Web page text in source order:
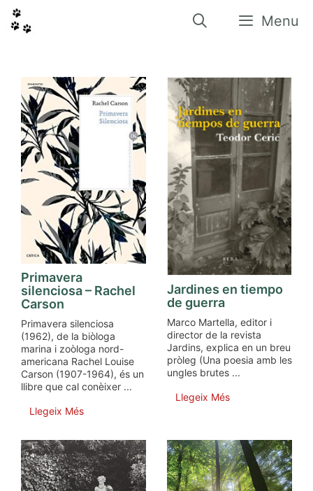
contingut
Menu
Primavera
silenciosa – Rachel
Carson
Primavera silenciosa
(1962), de la biòloga
marina i zoòloga nord-
americana Rachel Louise
Carson (1907-1964), és un
llibre que cal conèixer ...
Llegeix Més
Jardines en tiempo
de guerra
Marco Martella, editor i
director de la revista
Jardins, explica en un breu
pròleg (Una poesia amb les
ungles brutes ...
Llegeix Més